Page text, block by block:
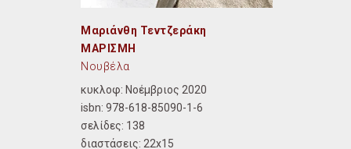
κυκλοφ: Νοέμβριος 2020
isbn: 978-618-85090-1-6
σελίδες: 138
διαστάσεις: 22x15
Μαριάνθη Τεντζεράκη
ΜΑΡΙΣΜΗ
Νουβέλα